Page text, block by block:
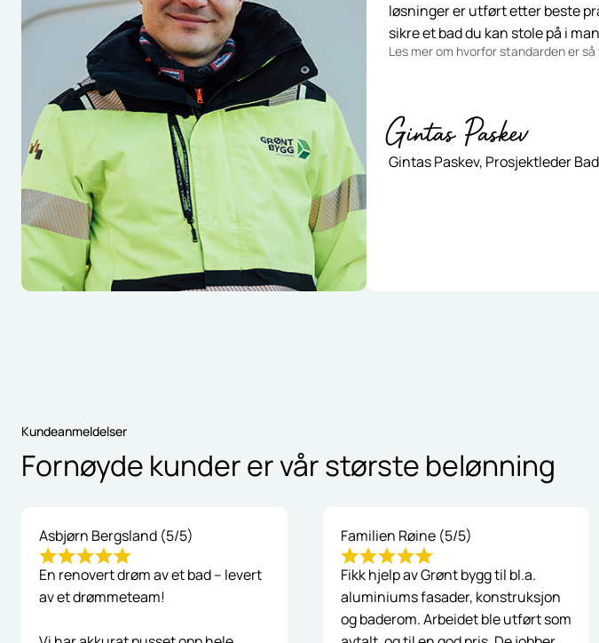
løsninger er utført etter beste
sikre et bad du kan stole på i
Les mer om hvorfor standarden er
Gintas Paskev, Prosjektleder Bad
Kundeanmeldelser
Fornøyde kunder er vår største belønning
Asbjørn Bergsland (5/5)
En renovert drøm av et bad – levert
av et drømmeteam!
Familien Røine (5/5)
Fikk hjelp av Grønt bygg til bl.a.
aluminiums fasader, konstruksjon
og baderom. Arbeidet ble utført som